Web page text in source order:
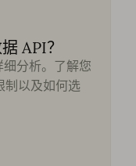
API？
细分析。了解您
制以及如何选